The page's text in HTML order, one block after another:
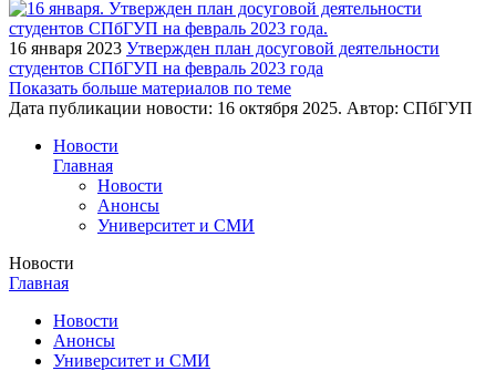
16 января 2023 Утвержден план досуговой деятельности
студентов СПбГУП на февраль 2023 года
Показать больше материалов по теме
Дата публикации новости: 16 октября 2025. Автор: СПбГУП
Новости
Главная
Новости
Анонсы
Университет и СМИ
Новости
Главная
Новости
Анонсы
Университет и СМИ